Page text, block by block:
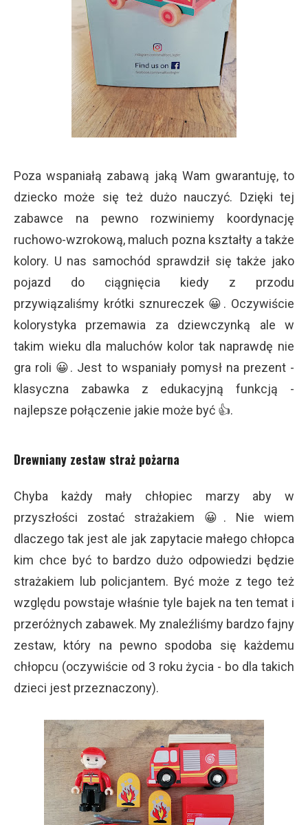
Poza wspaniałą zabawą jaką Wam gwarantuję, to
dziecko może się też dużo nauczyć. Dzięki tej
zabawce na pewno rozwiniemy koordynację
ruchowo-wzrokową, maluch pozna kształty a także
kolory. U nas samochód sprawdził się także jako
pojazd do ciągnięcia kiedy z przodu
przywiązaliśmy krótki sznureczek 😀. Oczywiście
kolorystyka przemawia za dziewczynką ale w
takim wieku dla maluchów kolor tak naprawdę nie
gra roli 😀. Jest to wspaniały pomysł na prezent -
klasyczna zabawka z edukacyjną funkcją -
najlepsze połączenie jakie może być 👍.
Drewniany zestaw straż pożarna
Chyba każdy mały chłopiec marzy aby w
przyszłości zostać strażakiem 😀. Nie wiem
dlaczego tak jest ale jak zapytacie małego chłopca
kim chce być to bardzo dużo odpowiedzi będzie
strażakiem lub policjantem. Być może z tego też
względu powstaje właśnie tyle bajek na ten temat i
przeróżnych zabawek. My znaleźliśmy bardzo fajny
zestaw, który na pewno spodoba się każdemu
chłopcu (oczywiście od 3 roku życia - bo dla takich
dzieci jest przeznaczony).